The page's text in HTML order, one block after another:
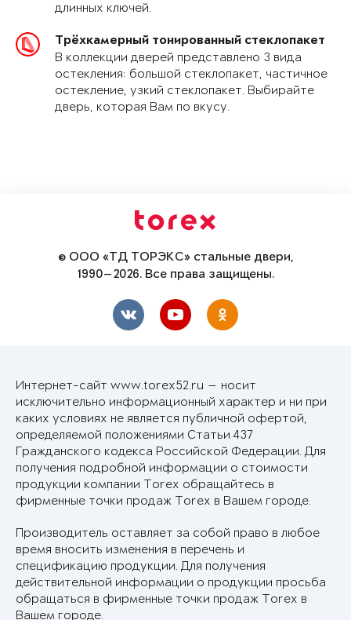
длинных ключей.
Трёхкамерный тонированный стеклопакет
В коллекции дверей представлено 3 вида
остекления: большой стеклопакет, частичное
остекление, узкий стеклопакет. Выбирайте
дверь, которая Вам по вкусу.
© ООО «ТД ТОРЭКС» стальные двери,
1990—2026. Все права защищены.
Интернет-сайт www.torex52.ru — носит
исключительно информационный характер и ни при
каких условиях не является публичной офертой,
определяемой положениями Статьи 437
Гражданского кодекса Российской Федерации. Для
получения подробной информации о стоимости
продукции компании Torex обращайтесь в
фирменные точки продаж Torex в Вашем городе.
Производитель оставляет за собой право в любое
время вносить изменения в перечень и
спецификацию продукции. Для получения
действительной информации о продукции просьба
обращаться в фирменные точки продаж Torex в
Вашем городе.